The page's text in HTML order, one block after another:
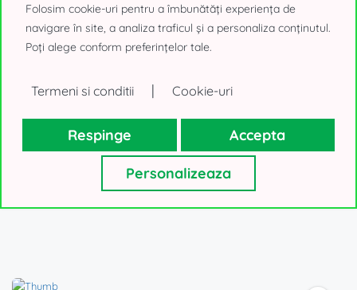
1.740 mp
Birouri de inchiriat in vila
40.000€, negociabil
Folosim cookie-uri pentru a îmbunătăți experiența de
navigare în site, a analiza traficul și a personaliza conținutul.
Poți alege conform preferințelor tale.
Termeni si conditii | Cookie-uri
Respinge Accepta
Personalizeaza